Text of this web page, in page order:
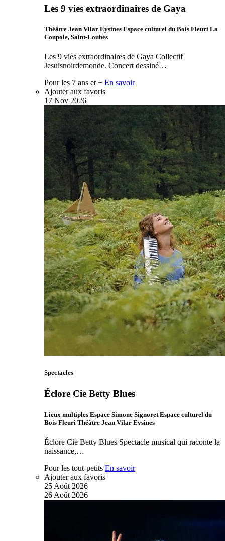
Les 9 vies extraordinaires de Gaya
Théâtre Jean Vilar Eysines Espace culturel du Bois Fleuri La
Coupole, Saint-Loubès
Les 9 vies extraordinaires de Gaya Collectif
Jesuisnoirdemonde. Concert dessiné…
Pour les 7 ans et + En savoir
Ajouter aux favoris
17 Nov 2026
Spectacles
Éclore Cie Betty Blues
Lieux multiples Espace Simone Signoret Espace culturel du
Bois Fleuri Théâtre Jean Vilar Eysines
Éclore Cie Betty Blues Spectacle musical qui raconte la
naissance,…
Pour les tout-petits En savoir
Ajouter aux favoris
25 Août 2026
26 Août 2026